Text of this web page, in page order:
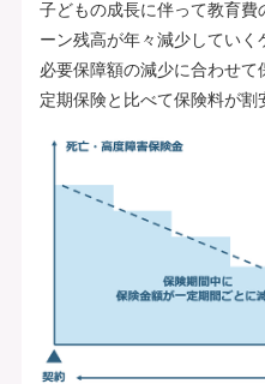
子どもの成長に伴って教育費
ーン残高が年々減少してい
必要保障額の減少に合わせ
定期保険と比べて保険料が割